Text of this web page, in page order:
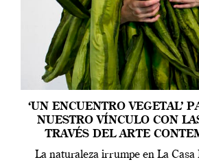
‘UN ENCUENTRO VEGETAL’
NUESTRO VÍNCULO CON
TRAVÉS DEL ARTE
La naturaleza irrumpe en La Casa